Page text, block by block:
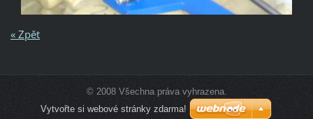
« Zpět
© 2008 Všechna práva vyhrazena.
Vytvořte si webové stránky zdarma!